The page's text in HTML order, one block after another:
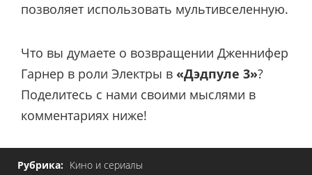
позволяет использовать мультивселенную.
Что вы думаете о возвращении Дженнифер
Гарнер в роли Электры в «Дэдпуле 3»?
Поделитесь с нами своими мыслями в
комментариях ниже!
Рубрика: Кино и сериалы